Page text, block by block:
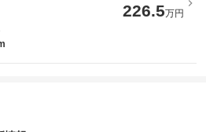
226.5万円